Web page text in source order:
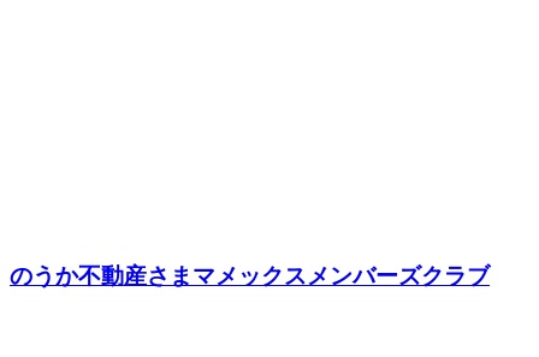
のうか不動産さまマメックスメンバーズクラブ